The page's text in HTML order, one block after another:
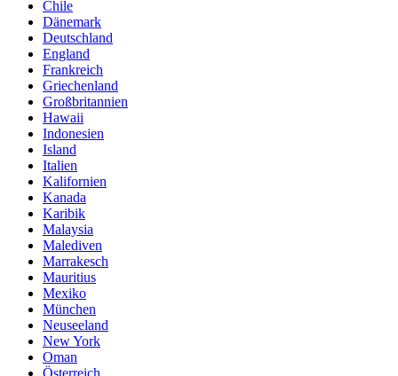
Chile
Dänemark
Deutschland
England
Frankreich
Griechenland
Großbritannien
Hawaii
Indonesien
Island
Italien
Kalifornien
Kanada
Karibik
Malaysia
Malediven
Marrakesch
Mauritius
Mexiko
München
Neuseeland
New York
Oman
Österreich